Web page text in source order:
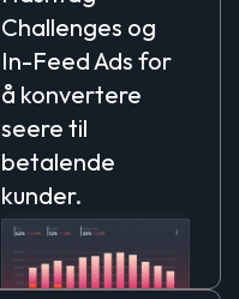
Challenges og
In-Feed Ads for
å konvertere
seere til
betalende
kunder.